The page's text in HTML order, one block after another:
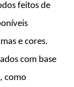
feitos de
e cores.
com base
como